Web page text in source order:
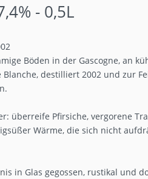
- 0,5L
Böden in der Gascogne, an
destilliert 2002 und zur
überreife Pfirsiche, vergorene
Wärme, die sich nicht
in Glas gegossen, rustikal und